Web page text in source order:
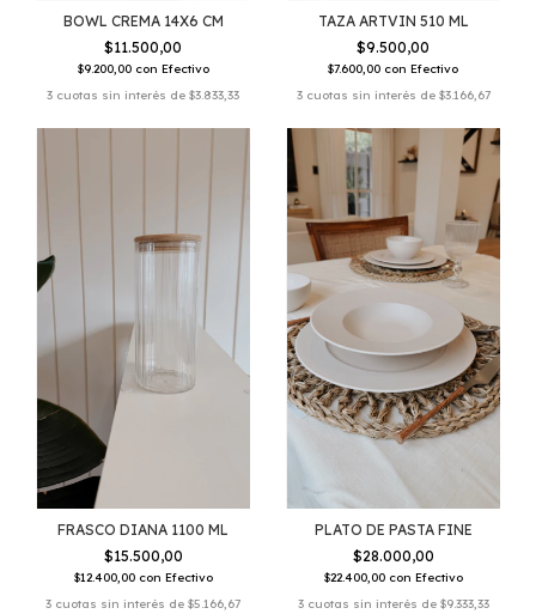
BOWL CREMA 14X6 CM
$11.500,00
$9.200,00 con Efectivo
3 cuotas sin interés de $3.833,33
TAZA ARTVIN 510 ML
$9.500,00
$7.600,00 con Efectivo
3 cuotas sin interés de $3.166,67
FRASCO DIANA 1100 ML
$15.500,00
$12.400,00 con Efectivo
3 cuotas sin interés de $5.166,67
PLATO DE PASTA FINE
$28.000,00
$22.400,00 con Efectivo
3 cuotas sin interés de $9.333,33